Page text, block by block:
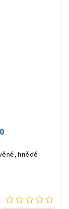
hnědé